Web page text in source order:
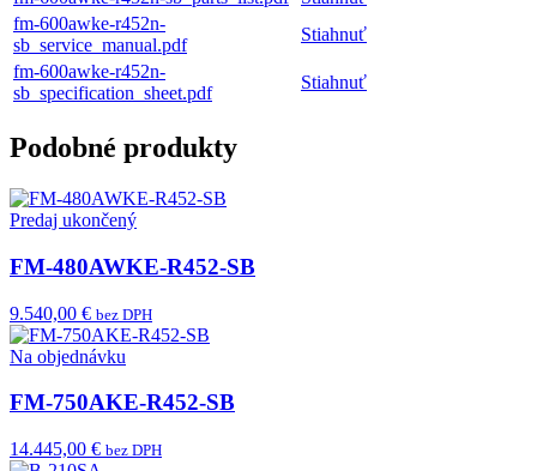
fm-600awke-r452n-
sb_service_manual.pdf
Stiahnuť
fm-600awke-r452n-
sb_specification_sheet.pdf
Stiahnuť
Podobné produkty
Predaj ukončený
FM-480AWKE-R452-SB
9.540,00 € bez DPH
Na objednávku
FM-750AKE-R452-SB
14.445,00 € bez DPH